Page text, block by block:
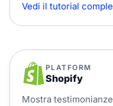
Vedi il tutorial
PLATFORM
Shopify
Mostra